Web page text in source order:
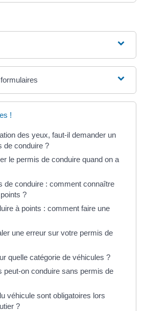
!
des yeux, faut-il demander un
de conduire ?
le permis de conduire quand on a
de conduire : comment connaître
?
à points : comment faire une
une erreur sur votre permis de
quelle catégorie de véhicules ?
peut-on conduire sans permis de
véhicule sont obligatoires lors
?